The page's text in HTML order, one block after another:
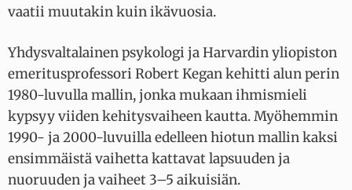
vaatii muutakin kuin ikävuosia.
Yhdysvaltalainen psykologi ja Harvardin yliopiston
emeritusprofessori Robert Kegan kehitti alun perin
1980-luvulla mallin, jonka mukaan ihmismieli
kypsyy viiden kehitysvaiheen kautta. Myöhemmin
1990- ja 2000-luvuilla edelleen hiotun mallin kaksi
ensimmäistä vaihetta kattavat lapsuuden ja
nuoruuden ja vaiheet 3–5 aikuisiän.